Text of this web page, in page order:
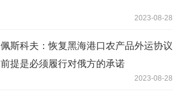
2023-08-28
佩斯科夫：恢复黑海港口农产品外运协议
前提是必须履行对俄方的承诺
2023-08-28